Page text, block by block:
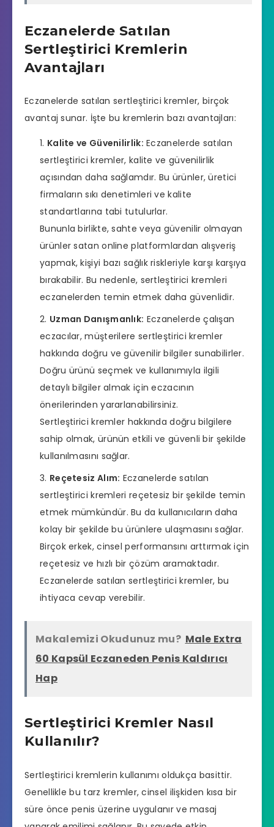
Eczanelerde Satılan
Sertleştirici Kremlerin
Avantajları
Eczanelerde satılan sertleştirici kremler, birçok
avantaj sunar. İşte bu kremlerin bazı avantajları:
Kalite ve Güvenilirlik: Eczanelerde satılan
sertleştirici kremler, kalite ve güvenilirlik
açısından daha sağlamdır. Bu ürünler, üretici
firmaların sıkı denetimleri ve kalite
standartlarına tabi tutulurlar.
Bununla birlikte, sahte veya güvenilir olmayan
ürünler satan online platformlardan alışveriş
yapmak, kişiyi bazı sağlık riskleriyle karşı karşıya
bırakabilir. Bu nedenle, sertleştirici kremleri
eczanelerden temin etmek daha güvenlidir.
Uzman Danışmanlık: Eczanelerde çalışan
eczacılar, müşterilere sertleştirici kremler
hakkında doğru ve güvenilir bilgiler sunabilirler.
Doğru ürünü seçmek ve kullanımıyla ilgili
detaylı bilgiler almak için eczacının
önerilerinden yararlanabilirsiniz.
Sertleştirici kremler hakkında doğru bilgilere
sahip olmak, ürünün etkili ve güvenli bir şekilde
kullanılmasını sağlar.
Reçetesiz Alım: Eczanelerde satılan
sertleştirici kremleri reçetesiz bir şekilde temin
etmek mümkündür. Bu da kullanıcıların daha
kolay bir şekilde bu ürünlere ulaşmasını sağlar.
Birçok erkek, cinsel performansını arttırmak için
reçetesiz ve hızlı bir çözüm aramaktadır.
Eczanelerde satılan sertleştirici kremler, bu
ihtiyaca cevap verebilir.
Makalemizi Okudunuz mu? Male Extra
60 Kapsül Eczaneden Penis Kaldırıcı
Hap
Sertleştirici Kremler Nasıl
Kullanılır?
Sertleştirici kremlerin kullanımı oldukça basittir.
Genellikle bu tarz kremler, cinsel ilişkiden kısa bir
süre önce penis üzerine uygulanır ve masaj